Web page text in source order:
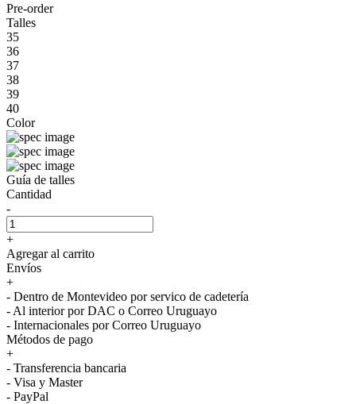
Pre-order
Talles
35
36
37
38
39
40
Color
Guía de talles
Cantidad
-
+
Agregar al carrito
Envíos
+
- Dentro de Montevideo por servico de cadetería
- Al interior por DAC o Correo Uruguayo
- Internacionales por Correo Uruguayo
Métodos de pago
+
- Transferencia bancaria
- Visa y Master
- PayPal